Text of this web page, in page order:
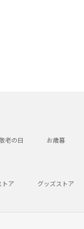
老の日 お歳暮
トア グッズストア